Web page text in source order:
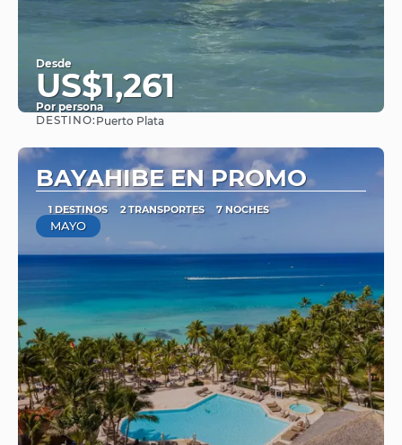
Desde
US$1,261
Por persona
DESTINO: Puerto Plata
BAYAHIBE EN PROMO
1 DESTINOS 2 TRANSPORTES 7 NOCHES
MAYO